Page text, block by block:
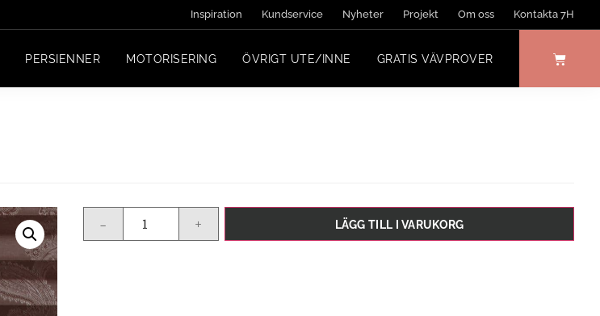
Inspiration Kundservice Nyheter Projekt Om oss Kontakta 7H
PERSIENNER MOTORISERING ÖVRIGT UTE/INNE GRATIS VÄVPROVER
- + LÄGG TILL I VARUKORG